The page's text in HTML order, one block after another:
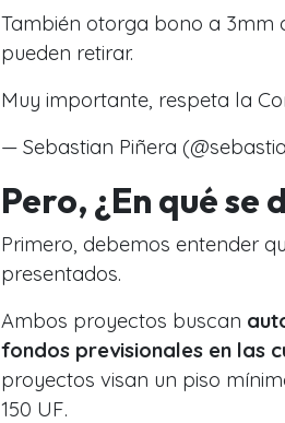
También otorga bono a 3mm
pueden retirar.
Muy importante, respeta la
— Sebastian Piñera
Pero, ¿En qué
Primero, debemos entender
presentados.
Ambos proyectos buscan
fondos previsionales en las
proyectos visan un piso
150 UF.